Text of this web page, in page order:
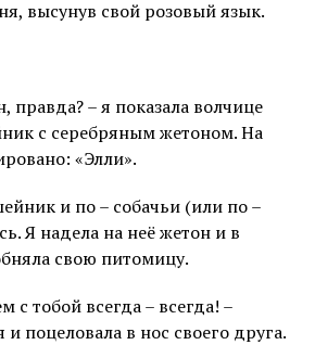
высунув свой розовый язык.
правда? – я показала волчице
с серебряным жетоном. На
«Элли».
и по – собачьи (или по –
Я надела на неё жетон и в
свою питомицу.
с тобой всегда – всегда! –
и поцеловала в нос своего друга.